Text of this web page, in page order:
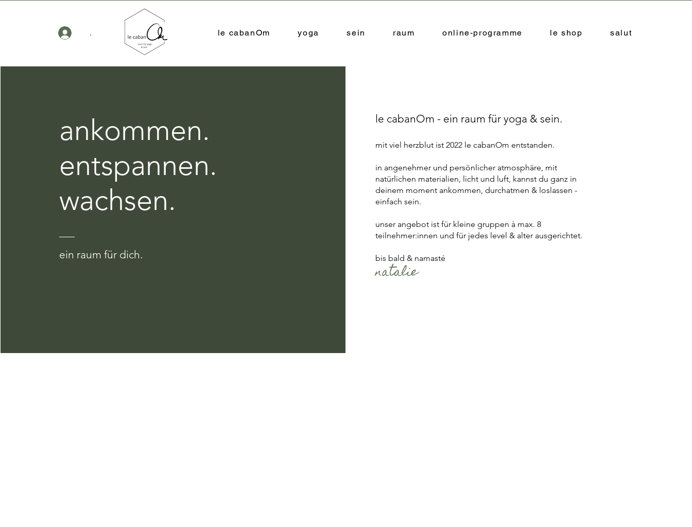
. le cabanOm yoga sein raum online-programme le shop salut
ankommen.
entspannen.
wachsen.
ein raum für dich.
le cabanOm - ein raum für yoga & sein.
mit viel herzblut ist 2022 le cabanOm entstanden.
in angenehmer und persönlicher atmosphäre, mit
natürlichen materialien, licht und luft, kannst du ganz in
deinem moment ankommen, durchatmen & loslassen -
einfach sein.
unser angebot ist für kleine gruppen à max. 8
teilnehmer:innen und für jedes level & alter ausgerichtet.
bis bald & namasté
natalie